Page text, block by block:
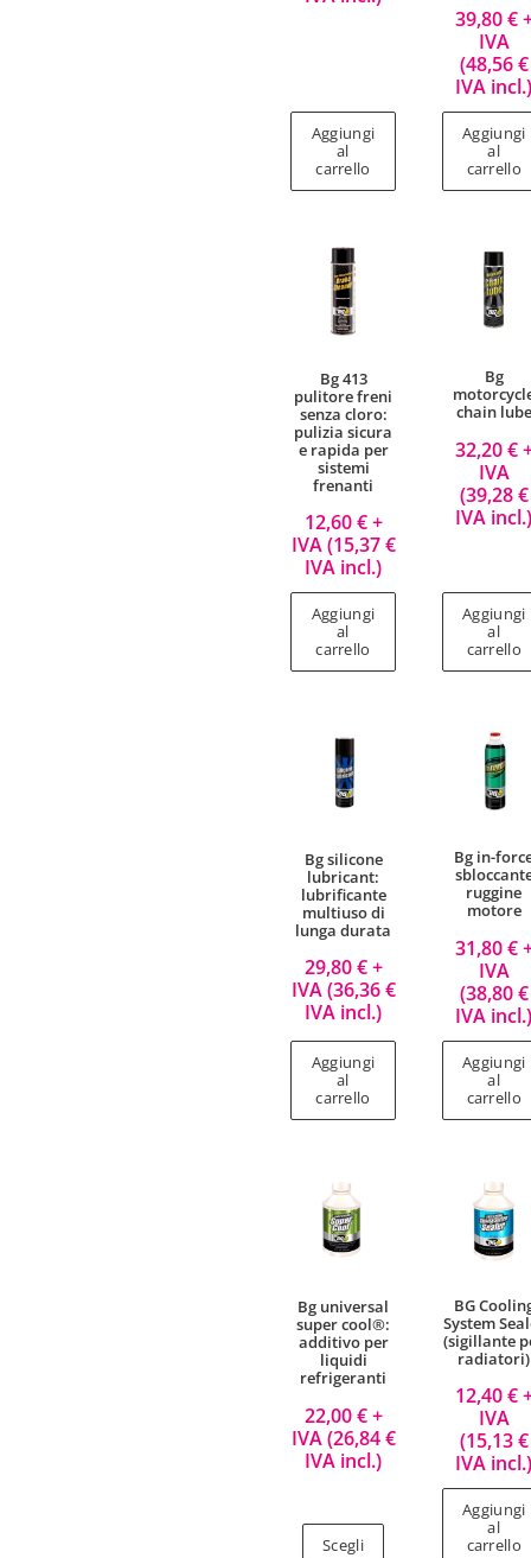
Aggiungi
al
carrello
39,80€
IVA
(48,56€
IVA
Aggiungi
al
carrello
Bg 413
pulitore freni
senza cloro:
pulizia sicura
e rapida per
sistemi
frenanti
12,60€+
IVA (15,37€
IVA incl.)
Aggiungi
al
carrello
Bg
chain lube
32,20€
IVA
(39,28€
IVA
Aggiungi
al
carrello
Bg silicone
lubricant:
lubrificante
multiuso di
lunga durata
29,80€+
IVA (36,36€
IVA incl.)
Aggiungi
al
carrello
Bg in-
ruggine
motore
31,80€
IVA
(38,80€
IVA
Aggiungi
al
carrello
Bg universal
super cool®:
additivo per
liquidi
refrigeranti
22,00€+
IVA (26,84€
IVA incl.)
Scegli
BG
System
(sigillante
radiatori)
12,40€
IVA
(15,13€
IVA
Aggiungi
al
carrello